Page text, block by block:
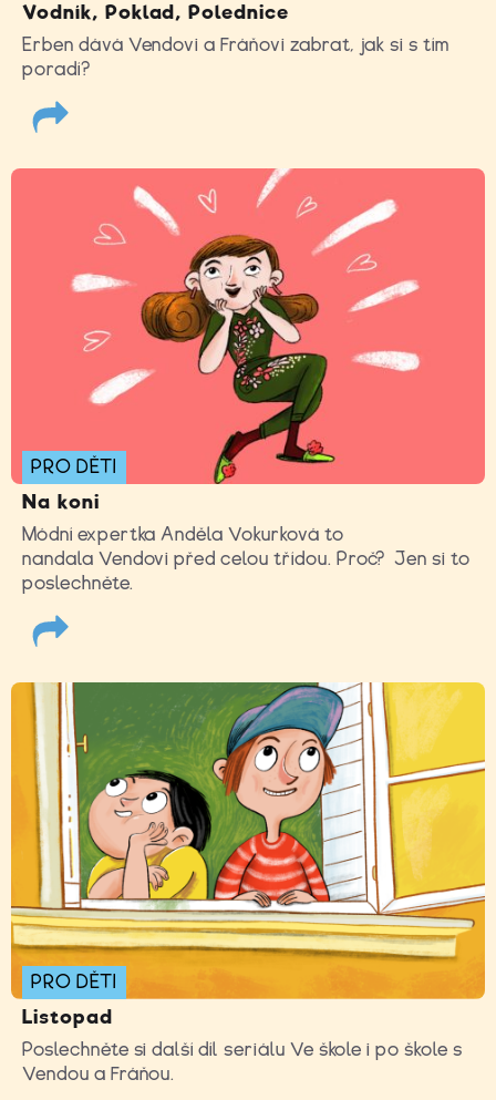
Vodník, Poklad, Polednice
Erben dává Vendovi a Fráňovi zabrat, jak si s tím
poradí?
PRO DĚTI
Na koni
Módní expertka Anděla Vokurková to
nandala Vendovi před celou třídou. Proč? Jen si to
poslechněte.
PRO DĚTI
Listopad
Poslechněte si další díl seriálu Ve škole i po škole s
Vendou a Fráňou.